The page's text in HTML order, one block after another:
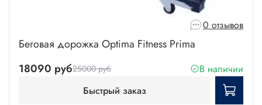
0 отзывов
Беговая дорожка Optima Fitness Prima
18090 руб25000 руб
В наличии
Быстрый заказ